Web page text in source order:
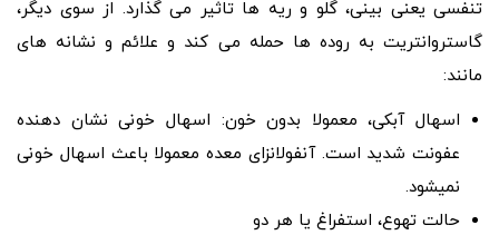
تنفسی یعنی بینی، گلو و ریه ها تاثیر می گذارد. از سوی دیگر،
گاستروانتریت به روده ها حمله می کند و علائم و نشانه های
مانند:
اسهال آبکی، معمولا بدون خون: اسهال خونی نشان دهنده
عفونت شدید است. آنفولانزای معده معمولا باعث اسهال خونی
نمیشود.
حالت تهوع، استفراغ یا هر دو